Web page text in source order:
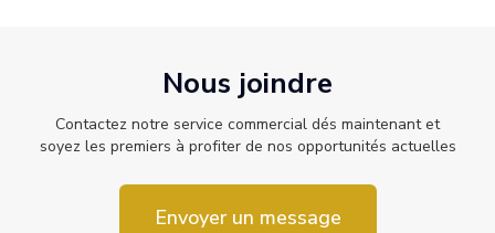
Nous joindre
Contactez notre service commercial dés maintenant et
soyez les premiers à profiter de nos opportunités actuelles
Envoyer un message